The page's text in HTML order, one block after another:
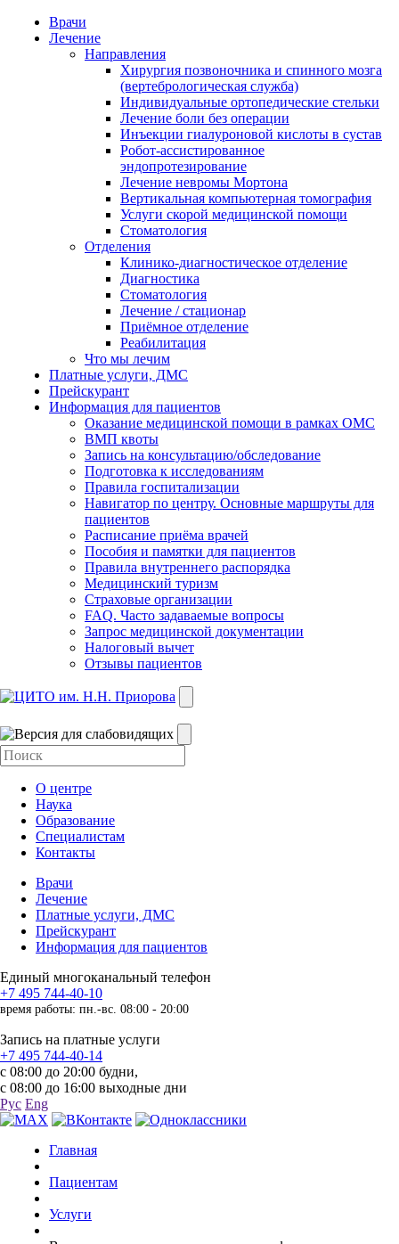
Врачи
Лечение
Направления
Хирургия позвоночника и спинного мозга
(вертебрологическая служба)
Индивидуальные ортопедические стельки
Лечение боли без операции
Инъекции гиалуроновой кислоты в сустав
Робот-ассистированное
эндопротезирование
Лечение невромы Мортона
Вертикальная компьютерная томография
Услуги скорой медицинской помощи
Стоматология
Отделения
Клинико-диагностическое отделение
Диагностика
Стоматология
Лечение / стационар
Приёмное отделение
Реабилитация
Что мы лечим
Платные услуги, ДМС
Прейскурант
Информация для пациентов
Оказание медицинской помощи в рамках ОМС
ВМП квоты
Запись на консультацию/обследование
Подготовка к исследованиям
Правила госпитализации
Навигатор по центру. Основные маршруты для
пациентов
Расписание приёма врачей
Пособия и памятки для пациентов
Правила внутреннего распорядка
Медицинский туризм
Страховые организации
FAQ. Часто задаваемые вопросы
Запрос медицинской документации
Налоговый вычет
Отзывы пациентов
О центре
Наука
Образование
Специалистам
Контакты
Врачи
Лечение
Платные услуги, ДМС
Прейскурант
Информация для пациентов
Единый многоканальный телефон
+7 495 744-40-10
время работы: пн.-вс. 08:00 - 20:00
Запись на платные услуги
+7 495 744-40-14
с 08:00 до 20:00 будни,
с 08:00 до 16:00 выходные дни
Рус Eng
Главная
Пациентам
Услуги